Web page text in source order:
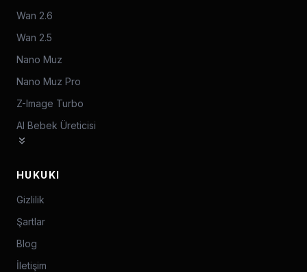
Wan 2.6
Wan 2.5
Nano Muz
Nano Muz Pro
Z-Image Turbo
AI Bebek Üreticisi
HUKUKI
Gizlilik
Şartlar
Blog
İletişim